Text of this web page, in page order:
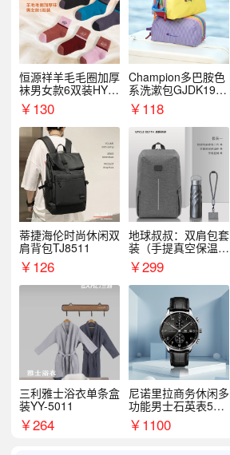
恒源祥羊毛毛圈加厚
袜男女款6双装HYX
068WZ
￥130
Champion多巴胺色
系洗漱包GJDK19R
1￥118
蒂捷海伦时尚休闲双
肩背包TJ8511
￥126
地球叔叔：双肩包套
装（手提真空保温杯
+手机挂绳）
￥299
三利雅士浴衣单条盒
装YY-5011
￥264
尼诺里拉商务休闲多
功能男士石英表510
05
￥1100